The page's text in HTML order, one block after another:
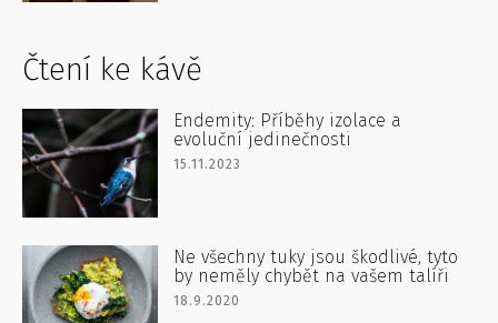
Čtení ke kávě
Endemity: Příběhy izolace a
evoluční jedinečnosti
15.11.2023
Ne všechny tuky jsou škodlivé, tyto
by neměly chybět na vašem talíři
18.9.2020